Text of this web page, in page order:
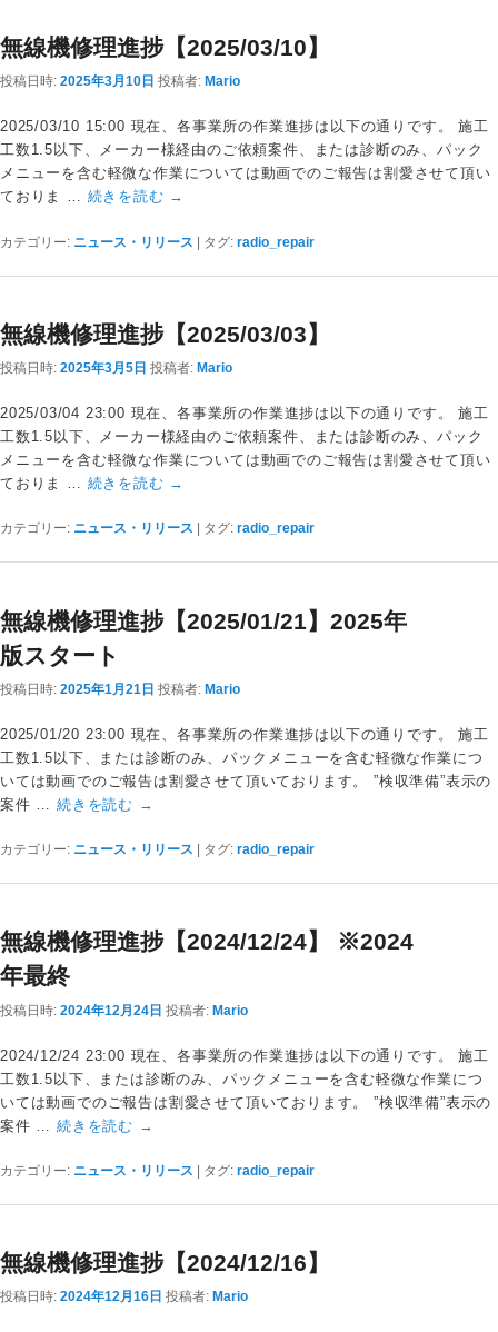
無線機修理進捗【2025/03/10】
投稿日時: 2025年3月10日 投稿者: Mario
2025/03/10 15:00 現在、各事業所の作業進捗は以下の通りです。 施工
工数1.5以下、メーカー様経由のご依頼案件、または診断のみ、パック
メニューを含む軽微な作業については動画でのご報告は割愛させて頂い
ておりま … 続きを読む →
カテゴリー: ニュース・リリース | タグ: radio_repair
無線機修理進捗【2025/03/03】
投稿日時: 2025年3月5日 投稿者: Mario
2025/03/04 23:00 現在、各事業所の作業進捗は以下の通りです。 施工
工数1.5以下、メーカー様経由のご依頼案件、または診断のみ、パック
メニューを含む軽微な作業については動画でのご報告は割愛させて頂い
ておりま … 続きを読む →
カテゴリー: ニュース・リリース タグ: radio_repair
無線機修理進捗【2025/01/21】2025年
版スタート
投稿日時: 2025年1月21日 投稿者: Mario
2025/01/20 23:00 現在、各事業所の作業進捗は以下の通りです。 施工
工数1.5以下、または診断のみ、パックメニューを含む軽微な作業につ
いては動画でのご報告は割愛させて頂いております。 ”検収準備”表示の
案件 … 続きを読む →
カテゴリー: ニュース・リリース タグ: radio_repair
無線機修理進捗【2024/12/24】 ※2024
年最終
投稿日時: 2024年12月24日 投稿者: Mario
2024/12/24 23:00 現在、各事業所の作業進捗は以下の通りです。 施工
工数1.5以下、または診断のみ、パックメニューを含む軽微な作業につ
いては動画でのご報告は割愛させて頂いております。 ”検収準備”表示の
案件 … 続きを読む →
カテゴリー: ニュース・リリース | タグ: radio_repair
無線機修理進捗【2024/12/16】
投稿日時: 2024年12月16日 投稿者: Mario